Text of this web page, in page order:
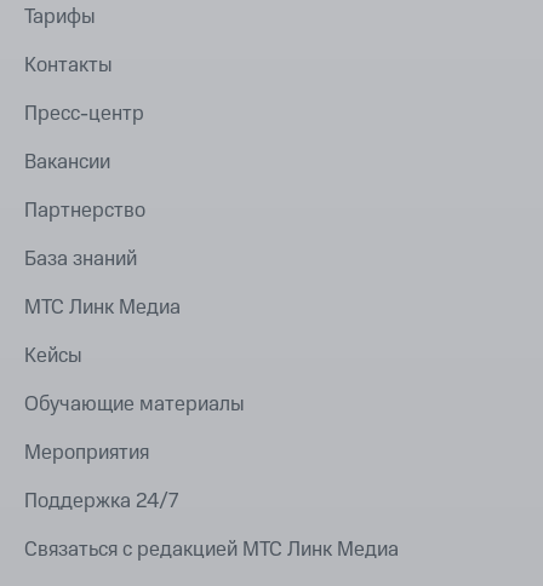
Тарифы
Контакты
Пресс-центр
Вакансии
Партнерство
База знаний
МТС Линк Медиа
Кейсы
Обучающие материалы
Мероприятия
Поддержка 24/7
Связаться с редакцией МТС Линк Медиа